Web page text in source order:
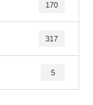
170
317
5